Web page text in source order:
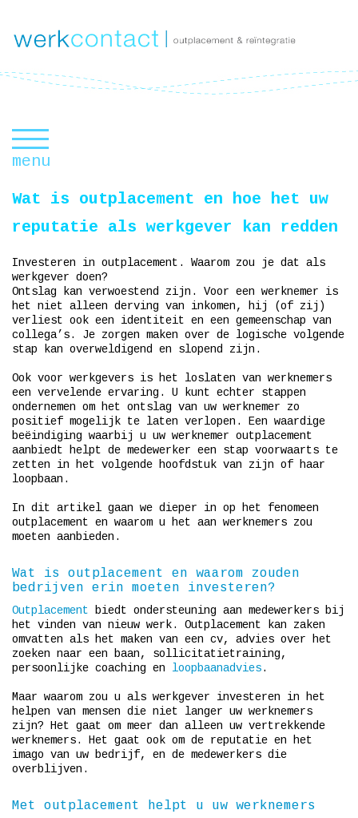
OUTPLACEMENTBUREAU
OUTPLACEMENT
PROGRAMMA AANBOD
VACATURES
CONTACT
2CV
Wat is outplacement en hoe het uw
reputatie als werkgever kan redden
Investeren in outplacement. Waarom zou je dat als
werkgever doen?
Ontslag kan verwoestend zijn. Voor een werknemer is
het niet alleen derving van inkomen, hij (of zij)
verliest ook een identiteit en een gemeenschap van
collega’s. Je zorgen maken over de logische volgende
stap kan overweldigend en slopend zijn.
Ook voor werkgevers is het loslaten van werknemers
een vervelende ervaring. U kunt echter stappen
ondernemen om het ontslag van uw werknemer zo
positief mogelijk te laten verlopen. Een waardige
beëindiging waarbij u uw werknemer outplacement
aanbiedt helpt de medewerker een stap voorwaarts te
zetten in het volgende hoofdstuk van zijn of haar
loopbaan.
In dit artikel gaan we dieper in op het fenomeen
outplacement en waarom u het aan werknemers zou
moeten aanbieden.
Wat is outplacement en waarom zouden
bedrijven erin moeten investeren?
Outplacement biedt ondersteuning aan medewerkers bij
het vinden van nieuw werk. Outplacement kan zaken
omvatten als het maken van een cv, advies over het
zoeken naar een baan, sollicitatietraining,
persoonlijke coaching en loopbaanadvies.
Maar waarom zou u als werkgever investeren in het
helpen van mensen die niet langer uw werknemers
zijn? Het gaat om meer dan alleen uw vertrekkende
werknemers. Het gaat ook om de reputatie en het
imago van uw bedrijf, en de medewerkers die
overblijven.
Met outplacement helpt u uw werknemers